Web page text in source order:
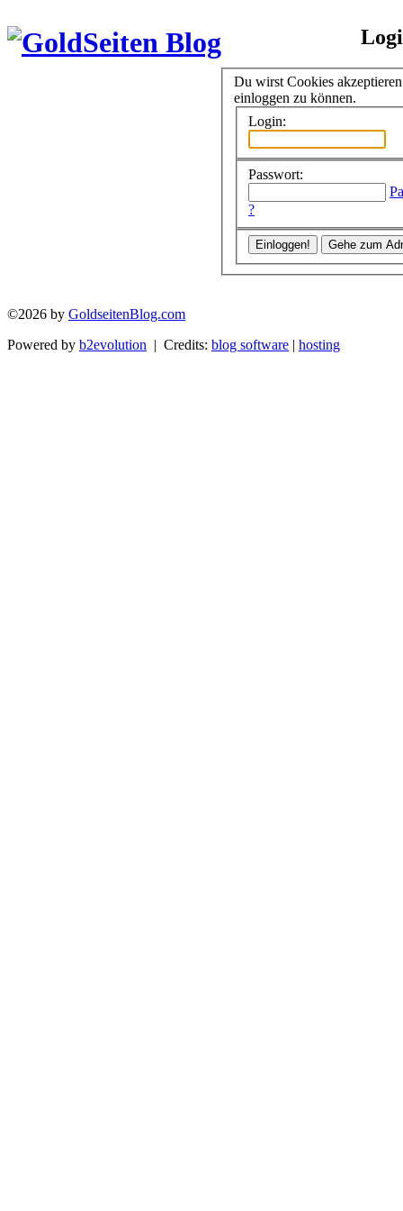
Du wirst Cookies
einloggen zu können.
Login:
Passwort:
?
©2026 by GoldseitenBlog.com
Powered by b2evolution | Credits: blog software | hosting